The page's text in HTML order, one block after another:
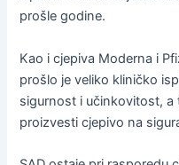
prošle godine.
Kao i cjepiva Moderna i
prošlo je veliko kliničko
sigurnost i učinkovitost, a
proizvesti cjepivo na